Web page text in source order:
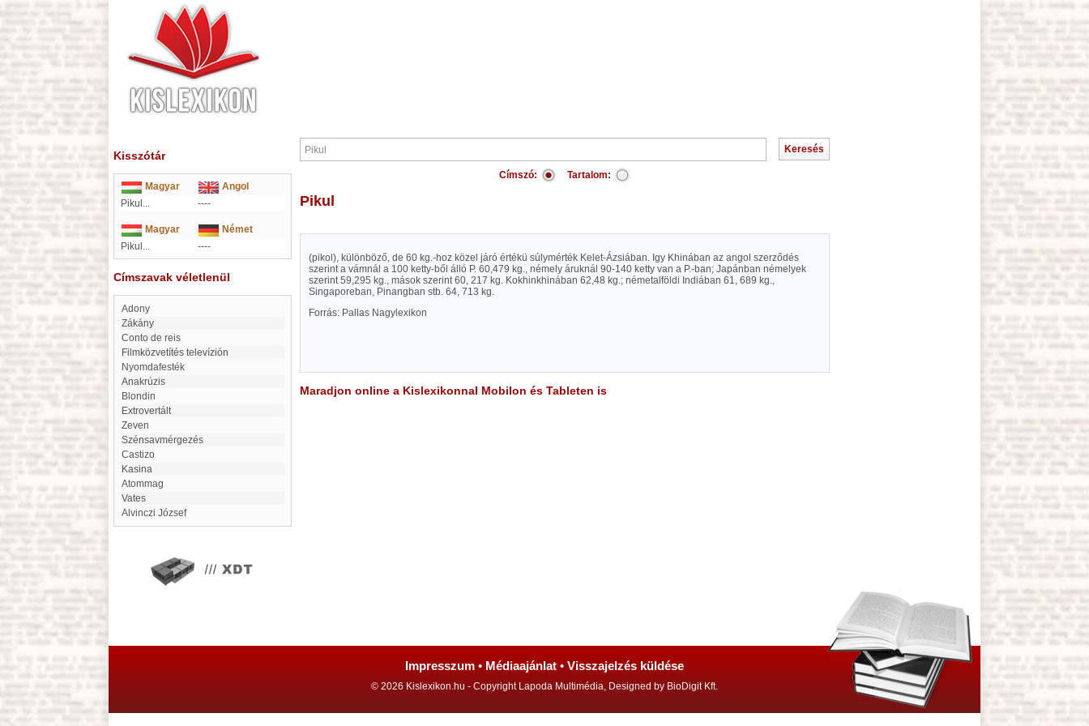
Kisszótár
Magyar
Angol
Pikul...
----
Magyar
Német
Pikul...
----
Címszavak véletlenül
Adony
Zákány
Conto de reis
filmközvetítés televízión
Nyomdafesték
anakrúzis
Blondin
extrovertált
Zeven
Szénsavmérgezés
Castizo
Kasina
atommag
Vates
Alvinczi József
Címszó: Tartalom:
Pikul
(pikol), különböző, de 60 kg.-hoz közel járó értékü súlymérték Kelet-Ázsiában. Igy Khinában az angol szerződés
szerint a vámnál a 100 ketty-ből álló P. 60,479 kg., némely áruknál 90-140 ketty van a P.-ban; Japánban némelyek
szerint 59,295 kg., mások szerint 60, 217 kg. Kokhinkhinában 62,48 kg.; németalföldi Indiában 61, 689 kg.,
Singaporeban, Pinangban stb. 64, 713 kg.
Forrás: Pallas Nagylexikon
Maradjon online a Kislexikonnal Mobilon és Tableten is
Impresszum • Médiaajánlat • Visszajelzés küldése
© 2026 Kislexikon.hu - Copyright Lapoda Multimédia, Designed by BioDigit Kft.